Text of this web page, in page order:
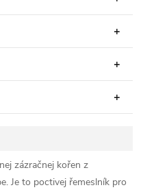
zázračnej kořen z
Je to poctivej řemeslník pro